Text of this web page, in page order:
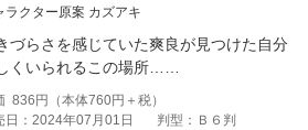
ラクター原案 カズアキ
づらさを感じていた爽良が見つけた自分
くいられるこの場所……
836 円（本体760円＋税）
日：2024年07月01日
判型：Ｂ６判